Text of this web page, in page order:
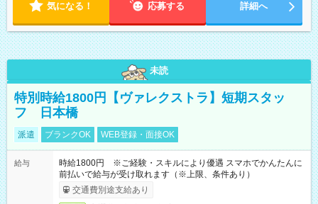
気になる！ 応募する 詳細へ
未読
特別時給1800円【ヴァレクストラ】短期スタッ
フ 日本橋
派遣 ブランクOK WEB登録・面接OK
給与
時給1800円 ※ご経験・スキルにより優遇 スマホでかんたんに
前払いで給与が受け取れます（※上限、条件あり）
交通費別途支給あり